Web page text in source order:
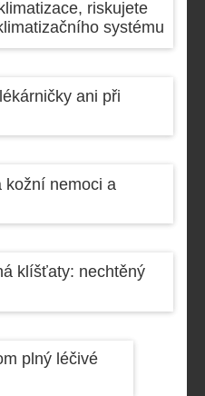
riskujete
systému
ani při
kožní nemoci a
klíšťaty: nechtěný
plný léčivé